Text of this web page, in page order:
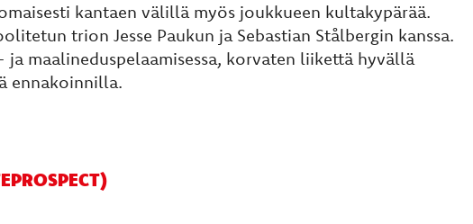
kantaen välillä myös joukkueen kultakypärää.
trion Jesse Paukun ja Sebastian Stålbergin kanssa.
maalineduspelaamisessa, korvaten liikettä hyvällä
ennakoinnilla.